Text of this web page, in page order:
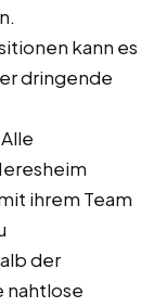
kann es
dringende
Alle
ihrem Team
der
nahtlose